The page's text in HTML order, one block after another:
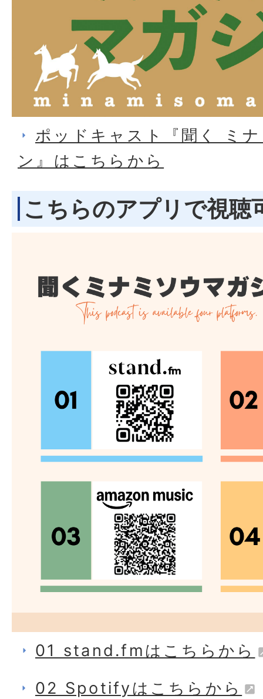
ポッドキャスト『聞く ミ
ン』はこちらから
こちらのアプリで視聴
01 stand.fmはこちらから
02 Spotifyはこちらから